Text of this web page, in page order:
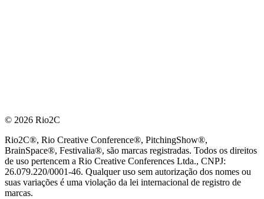
© 2026 Rio2C
Rio2C®, Rio Creative Conference®, PitchingShow®,
BrainSpace®, Festivalia®, são marcas registradas. Todos os direitos
de uso pertencem a Rio Creative Conferences Ltda., CNPJ:
26.079.220/0001-46. Qualquer uso sem autorização dos nomes ou
suas variações é uma violação da lei internacional de registro de
marcas.